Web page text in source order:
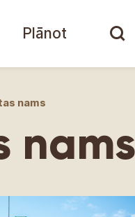
Plānot
nams
nams